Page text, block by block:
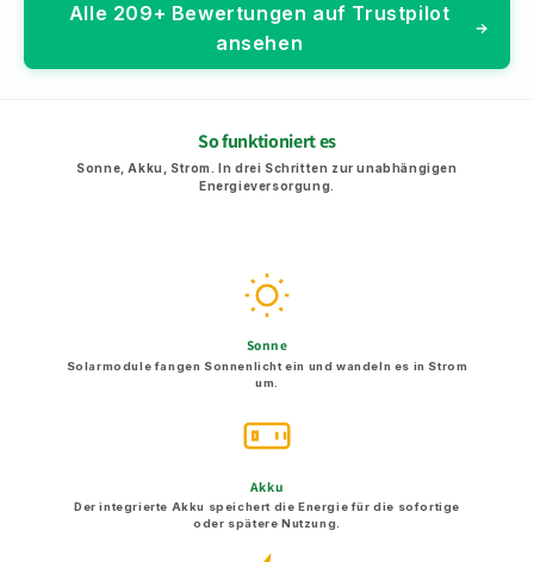
Alle 209+ Bewertungen auf Trustpilot
ansehen
So funktioniert es
Sonne, Akku, Strom. In drei Schritten zur unabhängigen
Energieversorgung.
Sonne
Solarmodule fangen Sonnenlicht ein und wandeln es in Strom
um.
Akku
Der integrierte Akku speichert die Energie für die sofortige
oder spätere Nutzung.